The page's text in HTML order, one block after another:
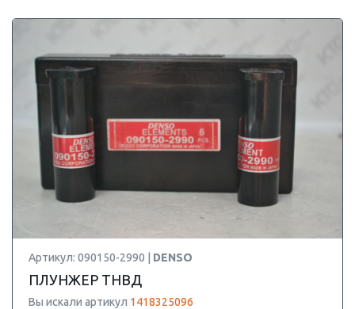
Артикул: 090150-2990 | DENSO
ПЛУНЖЕР ТНВД
Вы искали артикул 1418325096